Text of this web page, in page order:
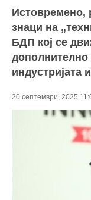
Истовремено,
знаци на
БДП кој се
дополнително
индустријата
20 септември, 2025